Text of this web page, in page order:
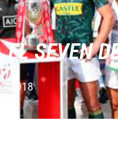
SEVEN
2018